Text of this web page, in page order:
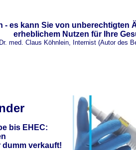
- es kann Sie von unberechtigten
erheblichem Nutzen für Ihre
Dr. med. Claus Köhnlein, Internist (Autor des
bis EHEC:
verkauft!